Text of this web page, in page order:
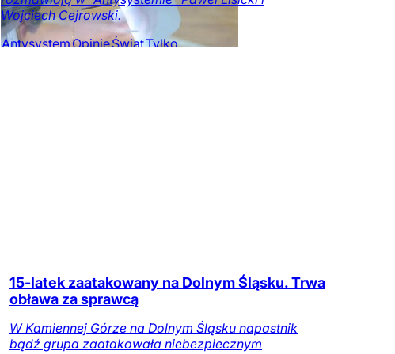
Wojciech Cejrowski.
AntysystemOpinieŚwiatTylko
15-latek zaatakowany na Dolnym Śląsku. Trwa
obława za sprawcą
W Kamiennej Górze na Dolnym Śląsku napastnik
bądź grupa zaatakowała niebezpiecznym